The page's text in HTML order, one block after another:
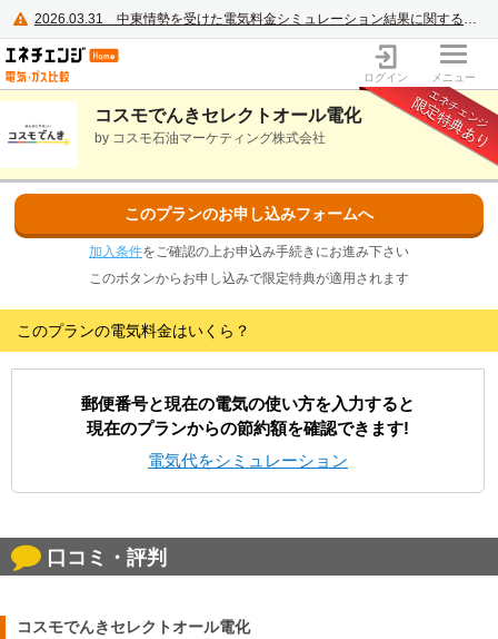
2026.03.31 中東情勢を受けた電気料金シミュレーション結果に関するご案内
電力・ガス比較サイト エネチェンジ
ログイン メニュー
コスモでんきセレクトオール電化
by コスモ石油マーケティング株式会社
エネチェンジ
限定特典あり
このプランのお申し込みフォームへ
加入条件をご確認の上お申込み手続きにお進み下さい
このボタンからお申し込みで限定特典が適用されます
このプランの電気料金はいくら？
郵便番号と現在の電気の使い方を入力すると
現在のプランからの節約額を確認できます!
電気代をシミュレーション
口コミ・評判
コスモでんきセレクトオール電化